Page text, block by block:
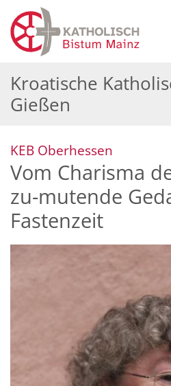
Zum Inhalt springen
Kroatische
Gießen
KEB Oberhessen
Vom Charisma
zu-mutende
Fastenzeit